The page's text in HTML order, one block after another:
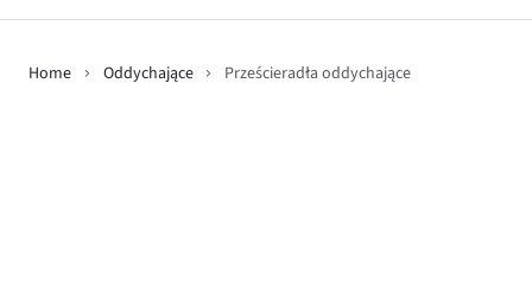
Home Oddychające Prześcieradła oddychające